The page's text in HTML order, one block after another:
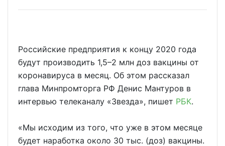
Российские предприятия к концу 2020 года
будут производить 1,5–2 млн доз вакцины от
коронавируса в месяц. Об этом рассказал
глава Минпромторга РФ Денис Мантуров в
интервью телеканалу «Звезда», пишет РБК.
«Мы исходим из того, что уже в этом месяце
будет наработка около 30 тыс. (доз) вакцины.